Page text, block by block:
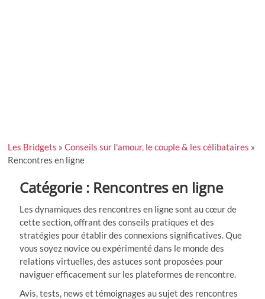
Les Bridgets »Conseils sur l'amour, le couple & les célibataires »
Rencontres en ligne
Catégorie : Rencontres en ligne
Les dynamiques des rencontres en ligne sont au cœur de
cette section, offrant des conseils pratiques et des
stratégies pour établir des connexions significatives. Que
vous soyez novice ou expérimenté dans le monde des
relations virtuelles, des astuces sont proposées pour
naviguer efficacement sur les plateformes de rencontre.
Avis, tests, news et témoignages au sujet des rencontres